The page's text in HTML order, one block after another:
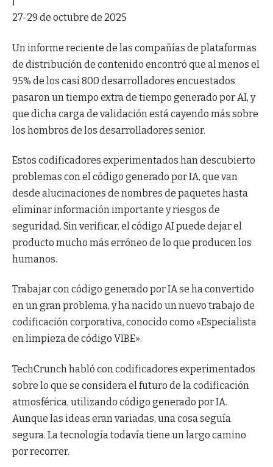
27-29 de octubre de 2025
Un informe reciente de las compañías de plataformas
de distribución de contenido encontró que al menos el
95% de los casi 800 desarrolladores encuestados
pasaron un tiempo extra de tiempo generado por AI, y
que dicha carga de validación está cayendo más sobre
los hombros de los desarrolladores senior.
Estos codificadores experimentados han descubierto
problemas con el código generado por IA, que van
desde alucinaciones de nombres de paquetes hasta
eliminar información importante y riesgos de
seguridad. Sin verificar, el código AI puede dejar el
producto mucho más erróneo de lo que producen los
humanos.
Trabajar con código generado por IA se ha convertido
en un gran problema, y ​​ha nacido un nuevo trabajo de
codificación corporativa, conocido como «Especialista
en limpieza de código VIBE».
TechCrunch habló con codificadores experimentados
sobre lo que se considera el futuro de la codificación
atmosférica, utilizando código generado por IA.
Aunque las ideas eran variadas, una cosa seguía
segura. La tecnología todavía tiene un largo camino
por recorrer.